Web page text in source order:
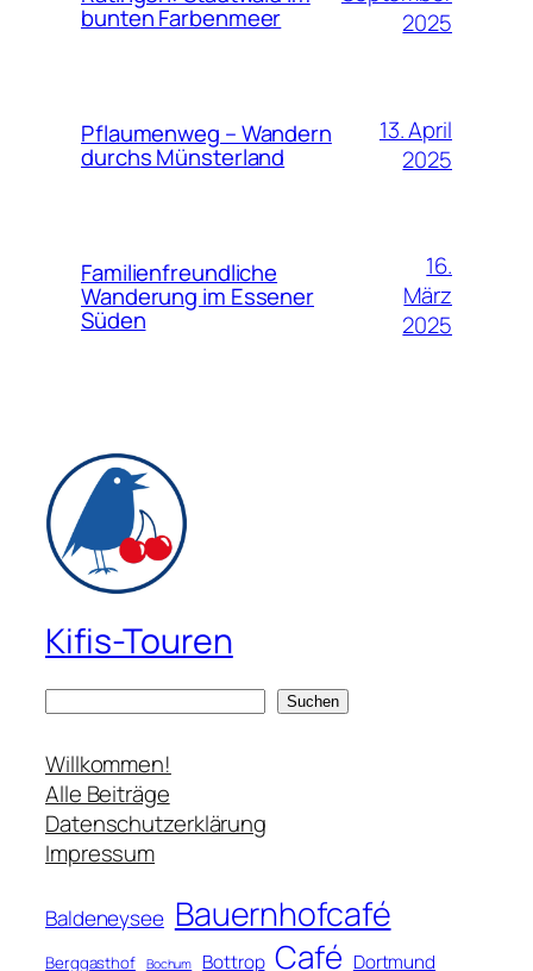
bunten Farbenmeer
2025
Pflaumenweg – Wandern
durchs Münsterland
13. April
2025
Familienfreundliche
Wanderung im Essener
Süden
16.
März
2025
Kifis-Touren
c
h
e
n
Suchen
Willkommen!
Alle Beiträge
Datenschutzerklärung
Impressum
Baldeneysee Bauernhofcafé
Berggasthof Bochum Bottrop Café Dortmund